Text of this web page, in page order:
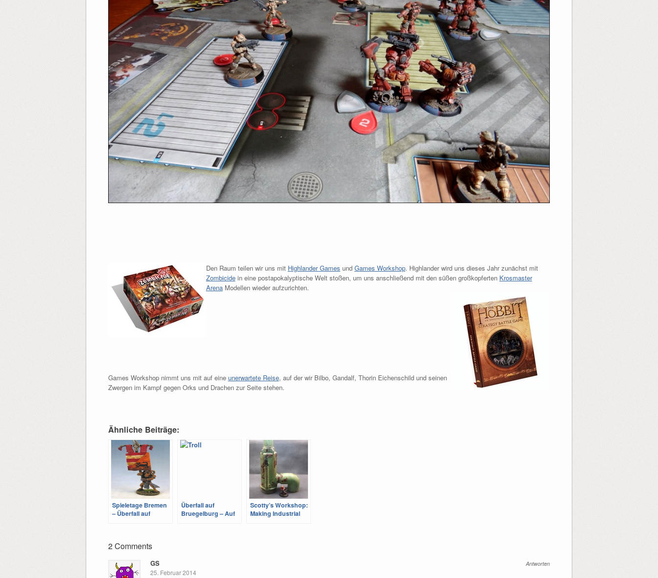
Den Raum teilen wir uns mit Highlander Games und Games Workshop. Highlander wird uns dieses Jahr zunächst mit
Zombicidein eine postapokalyptische Welt stoßen, um uns anschließend mit den süßen großkopferten Krosmaster
ArenaModellen wieder aufzurichten.
Games Workshop nimmt uns mit auf eine unerwartete Reise, auf der wir Bilbo, Gandalf, Thorin Eichenschild und seinen
Zwergen im Kampf gegen Orks und Drachen zur Seite stehen.
Ähnliche Beiträge:
Spieletage Bremen
– Überfall auf
Überfall auf
Bruegelburg – Auf
Scotty’s Workshop:
Making Industrial
2 Comments
Antworten
GS
25. Februar 2014